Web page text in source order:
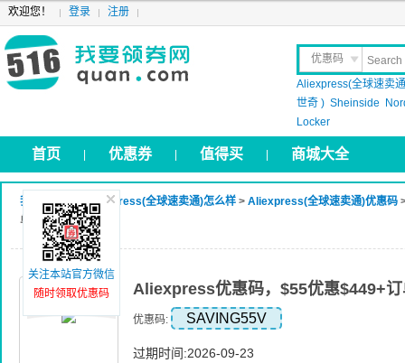
欢迎您！ 登录 注册
优惠码
晒 单
Aliexpress(全球速卖
世奇 ) Sheinside
Locker
首页 优惠券 值得买 商城大全
我要领券网 >Aliexpress(全球速卖通)怎么样 > Aliexpress(全球速卖通)优惠码
单
Aliexpress优惠码，$55优惠$449+订
优惠码: SAVING55V
过期时间:2026-09-23
关注本站官方微信
随时领取优惠码